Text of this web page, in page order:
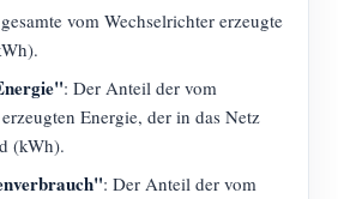
vom Wechselrichter erzeugte
: Der Anteil der vom
Energie, der in das Netz
(kWh).
: Der Anteil der vom